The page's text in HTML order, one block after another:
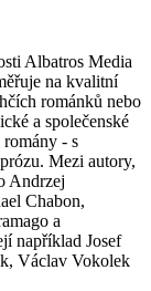
Albatros Media
na kvalitní
románků nebo
a společenské
- s
Mezi autory,
Andrzej
Chabon,
a
například Josef
Václav Vokolek